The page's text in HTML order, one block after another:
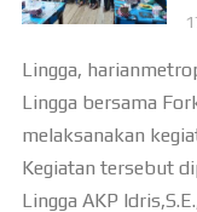
Lingga,
Lingga bersama
melaksanakan
Kegiatan tersebut
Lingga AKP